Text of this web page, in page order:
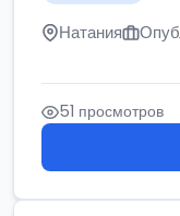
Натания
51 просмотров